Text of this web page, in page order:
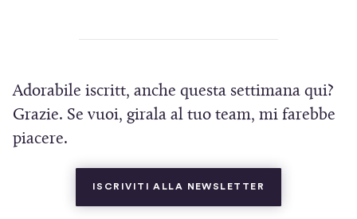
u
e
Adorabile iscritt, anche questa settimana qui?
Grazie. Se vuoi, girala al tuo team, mi farebbe
piacere.
ISCRIVITI ALLA NEWSLETTER